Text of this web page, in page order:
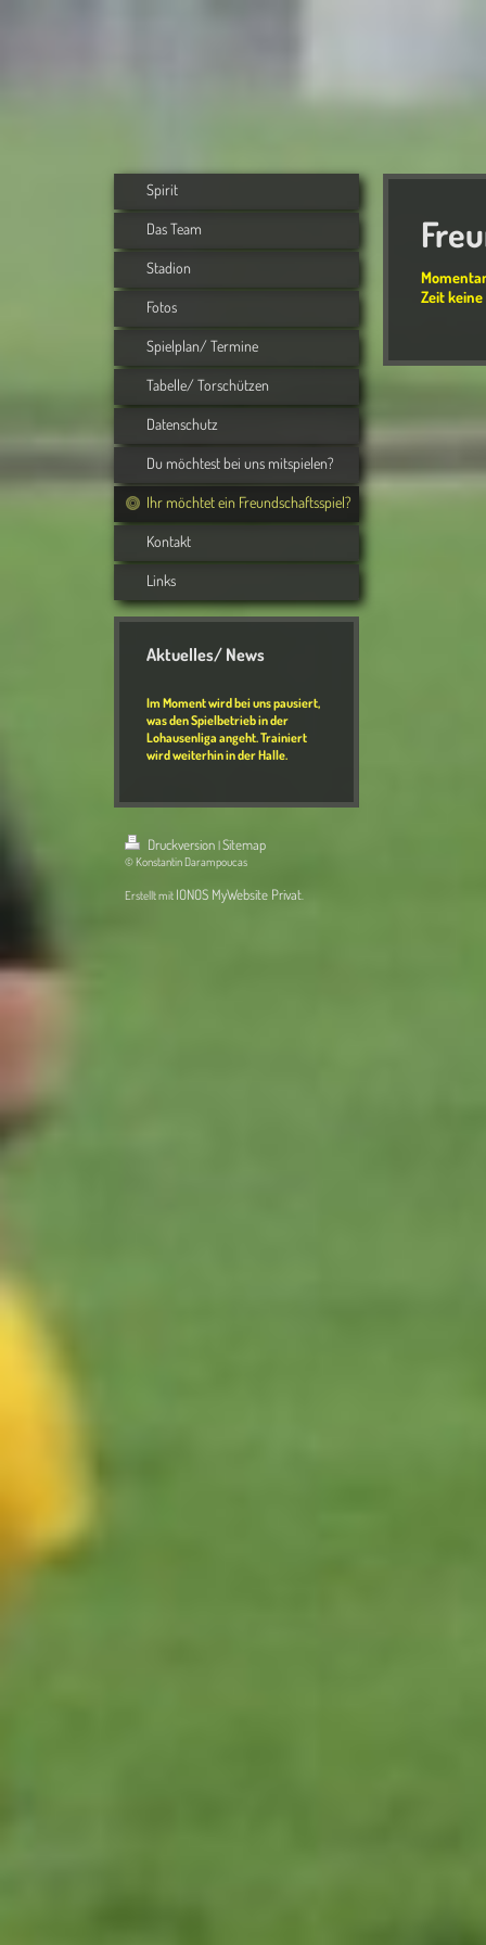
Spirit
Das Team
Stadion
Fotos
Spielplan/ Termine
Tabelle/ Torschützen
Datenschutz
Du möchtest bei uns mitspielen?
Ihr möchtet ein Freundschaftsspiel?
Kontakt
Links
Aktuelles/ News
Im Moment wird bei uns pausiert,
was den Spielbetrieb in der
Lohausenliga angeht. Trainiert
wird weiterhin in der Halle.
Zeit
Druckversion |Sitemap
© Konstantin Darampoucas
Erstellt mit IONOS MyWebsite Privat.